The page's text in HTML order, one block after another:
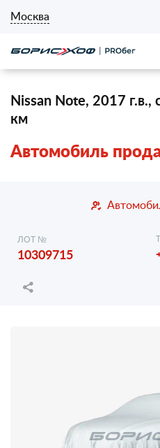
Москва
Nissan Note, 2017
км
Автомобиль
ЛОТ №
10309715